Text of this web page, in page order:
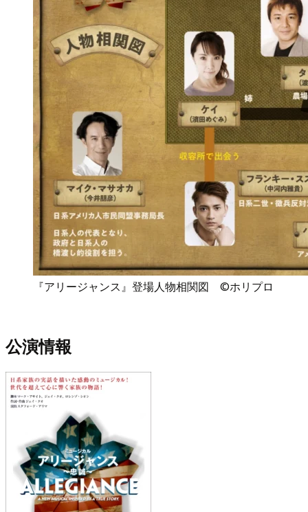
『アリージャンス』登場人物相関図 ©ホリプロ
公演情報